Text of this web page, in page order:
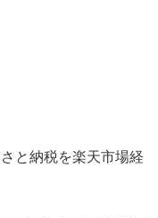
と納税を楽天市場経